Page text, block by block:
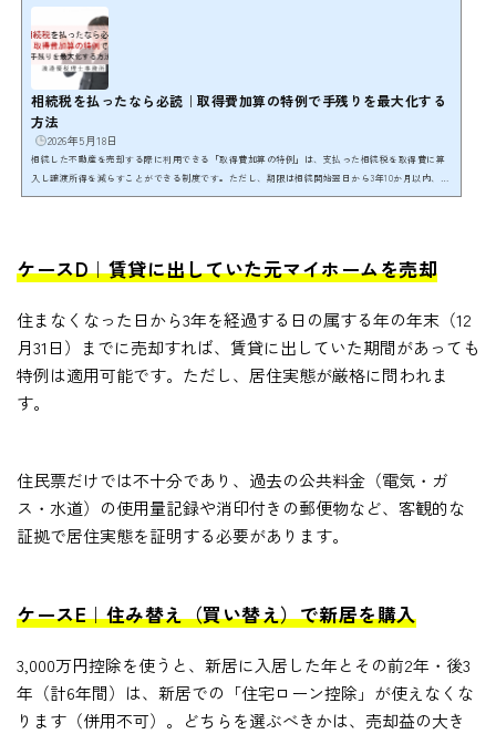
相続税を払ったなら必読｜取得費加算の特例で手残りを最大化する
方法
2026年5月18日
相続した不動産を売却する際に利用できる「取得費加算の特例」は、支払った相続税を取得費に算
入し譲渡所得を減らすことができる制度です。ただし、期限は相続開始翌日から3年10か月以内、譲
渡所得の特例である空き家特例との併用は不可なので、どちらの制度を利用したほうが有利になる
ケースD｜賃貸に出していた元マイホームを売却
住まなくなった日から3年を経過する日の属する年の年末（12
月31日）までに売却すれば、賃貸に出していた期間があっても
特例は適用可能です。ただし、居住実態が厳格に問われま
す。
住民票だけでは不十分であり、過去の公共料金（電気・ガ
ス・水道）の使用量記録や消印付きの郵便物など、客観的な
証拠で居住実態を証明する必要があります。
ケースE｜住み替え（買い替え）で新居を購入
3,000万円控除を使うと、新居に入居した年とその前2年・後3
年（計6年間）は、新居での「住宅ローン控除」が使えなくな
ります（併用不可）。どちらを選ぶべきかは、売却益の大き